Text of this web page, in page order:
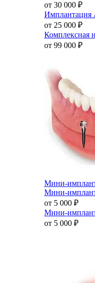
от 30 000 ₽
Имплантация
от 25 000 ₽
Комплексная
от 99 000 ₽
Мини-
Мини-
от 5 000 ₽
Мини-
от 5 000 ₽